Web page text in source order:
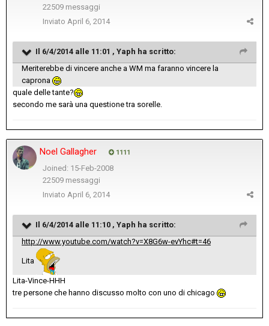
22509 messaggi
Inviato April 6, 2014
Il 6/4/2014 alle 11:01 , Yaph ha scritto:
Meriterebbe di vincere anche a WM ma faranno vincere la
caprona
quale delle tante?
secondo me sarà una questione tra sorelle.
Noel Gallagher 1111
Joined: 15-Feb-2008
22509 messaggi
Inviato April 6, 2014
Il 6/4/2014 alle 11:10 , Yaph ha scritto:
http://www.youtube.com/watch?v=X8G6w-evYhc#t=46
Lita
Lita-Vince-HHH
tre persone che hanno discusso molto con uno di chicago